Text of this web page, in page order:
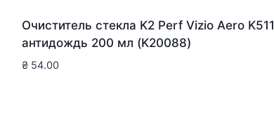
Очиститель стекла K2 Perf Vizio Aero K511
антидождь 200 мл (K20088)
₴ 54.00